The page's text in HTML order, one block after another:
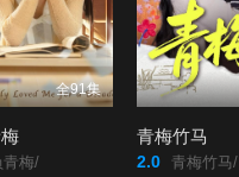
全91集
梅/
青梅竹马
2.0 青梅竹马/